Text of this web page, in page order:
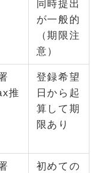
同時提出
が一般的
（期限注
意）
推
登録希望
日から起
算して期
限あり
初めての